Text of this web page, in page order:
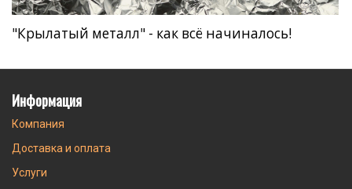
"Крылатый металл" - как всё начиналось!
Информация
Компания
Доставка и оплата
Услуги